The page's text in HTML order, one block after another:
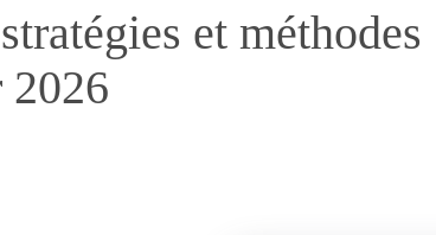
et méthodes
2026